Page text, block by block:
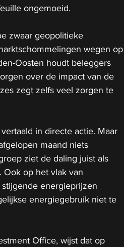
ongemoeid.
zwaar geopolitieke
wegen op
Oosten houdt beleggers
over de impact van de
zegt zelfs veel zorgen te
in directe actie. Maar
maand niets
ziet de daling juist als
Ook op het vlak van
energieprijzen
energiegebruik niet te
Office, wijst dat op